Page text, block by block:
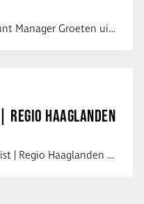
Vacature Luxury Brands Account Manager Groeten uit Spanje! Vanaf mijn …
REGIO HAAGLANDEN
Opticien / Contactlensspecialist | Regio Haaglanden & Rotterdam Saludos uit …